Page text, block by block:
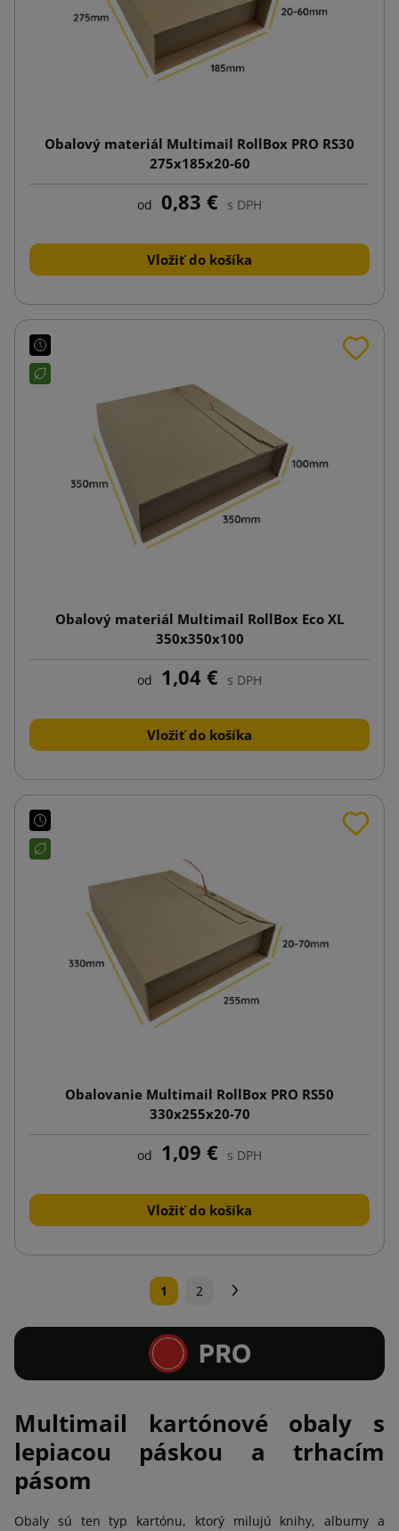
Obalový materiál Multimail RollBox PRO RS30
275x185x20-60
od 0,83 € s DPH
Vložiť do košíka
Obalový materiál Multimail RollBox Eco XL
350x350x100
od 1,04 € s DPH
Vložiť do košíka
Obalovanie Multimail RollBox PRO RS50
330x255x20-70
od 1,09 € s DPH
Vložiť do košíka
1 2
Multimail kartónové obaly s
lepiacou páskou a trhacím
pásom
Obaly sú ten typ kartónu, ktorý milujú knihy, albumy a